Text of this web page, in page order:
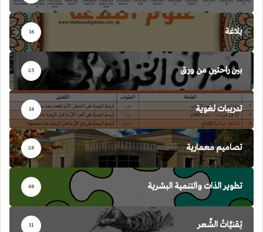
بلاغة 16
بين راحتين من ورق 25
تدريبات لغوية 14
تصاميم معمارية 28
تطوير الذات والتنمية البشرية 68
تِقنيَّاتُ الشِّعر 11